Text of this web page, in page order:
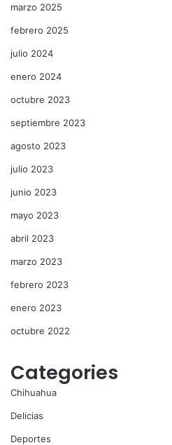
marzo 2025
febrero 2025
julio 2024
enero 2024
octubre 2023
septiembre 2023
agosto 2023
julio 2023
junio 2023
mayo 2023
abril 2023
marzo 2023
febrero 2023
enero 2023
octubre 2022
Categories
Chihuahua
Delicias
Deportes